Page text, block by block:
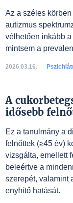
Az a széles
autizmus
vélhetően inkább
mintsem a
2026.03.16.
A
idősebb
Ez a tanulmány a
felnőttek (≥45 év)
vizsgálta, emellett
beleértve a
szerepét, valamint
enyhítő hatását.